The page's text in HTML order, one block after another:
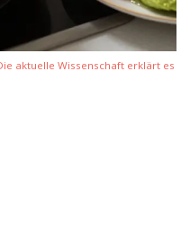
aktuelle Wissenschaft erklärt es